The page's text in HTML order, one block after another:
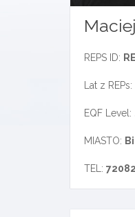
REPS ID:
Lat z REPs:
EQF Level:
MIASTO:
TEL: